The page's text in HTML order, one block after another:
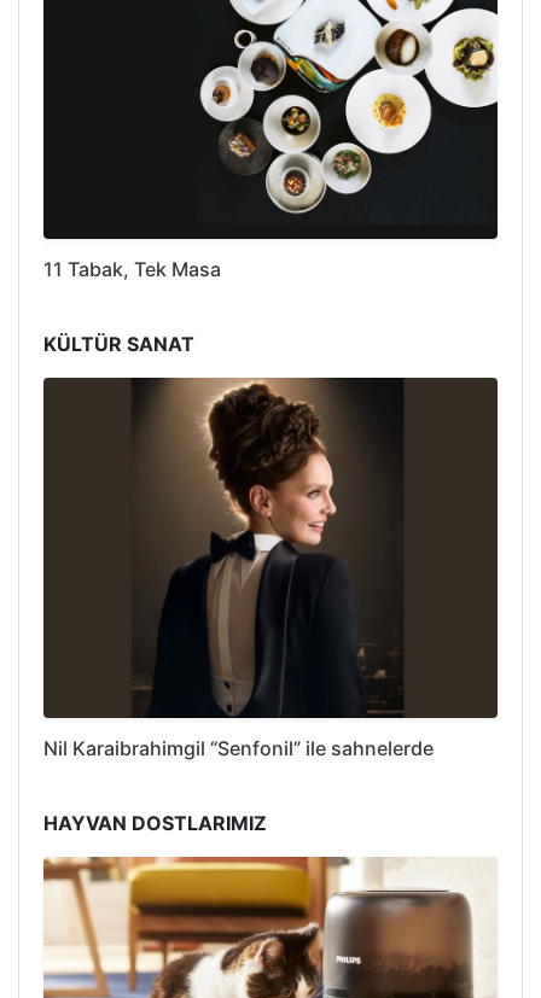
11 Tabak, Tek Masa
KÜLTÜR SANAT
Nil Karaibrahimgil “Senfonil” ile sahnelerde
HAYVAN DOSTLARIMIZ